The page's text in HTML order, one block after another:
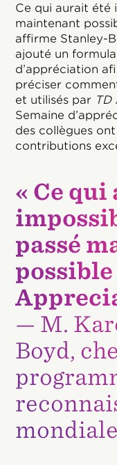
Ce qui aurait été
maintenant
affirme Stanley-
ajouté un
d’appréciation
préciser
et utilisés par TD
Semaine
des collègues
contributions
« Ce
passé
possible
— M.
Boyd,
mondiale